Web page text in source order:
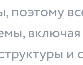
поэтому
и